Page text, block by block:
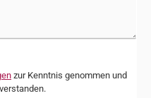
zur Kenntnis genommen und